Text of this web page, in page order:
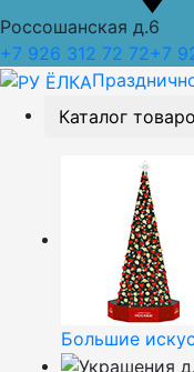
Россошанская д.6
+7 926 312 72 72+7
Каталог
Большие